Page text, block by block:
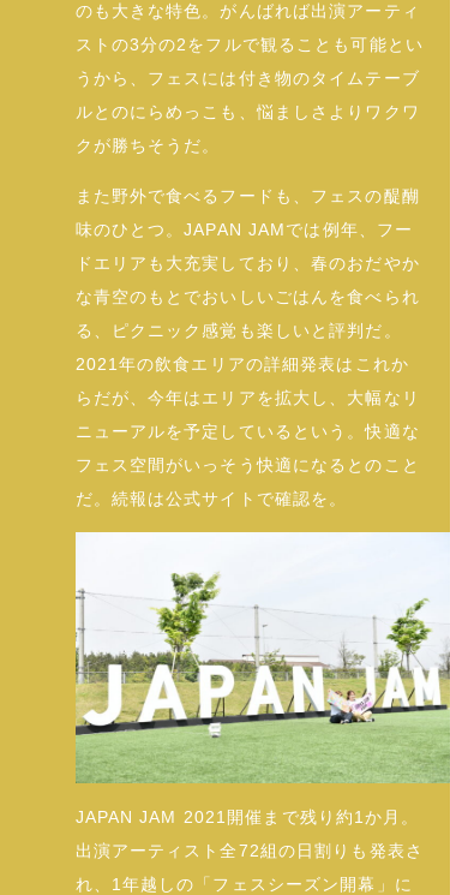
のも大きな特色。がんばれば出演アーティ
ストの3分の2をフルで観ることも可能とい
うから、フェスには付き物のタイムテーブ
ルとのにらめっこも、悩ましさよりワクワ
クが勝ちそうだ。
また野外で食べるフードも、フェスの醍醐
味のひとつ。JAPAN JAMでは例年、フー
ドエリアも大充実しており、春のおだやか
な青空のもとでおいしいごはんを食べられ
る、ピクニック感覚も楽しいと評判だ。
2021年の飲食エリアの詳細発表はこれか
らだが、今年はエリアを拡大し、大幅なリ
ニューアルを予定しているという。快適な
フェス空間がいっそう快適になるとのこと
だ。続報は公式サイトで確認を。
JAPAN JAM 2021開催まで残り約1か月。
出演アーティスト全72組の日割りも発表さ
れ、1年越しの「フェスシーズン開幕」に